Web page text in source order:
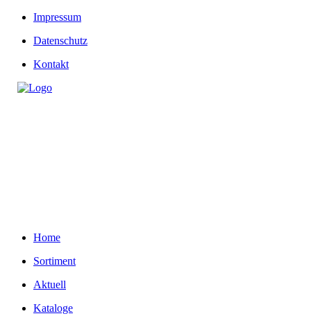
Impressum
Datenschutz
Kontakt
Home
Sortiment
Aktuell
Kataloge